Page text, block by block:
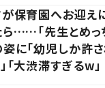
保育園へお迎
……「先生とめっ
に「幼児しか許
「大渋滞すぎるw」